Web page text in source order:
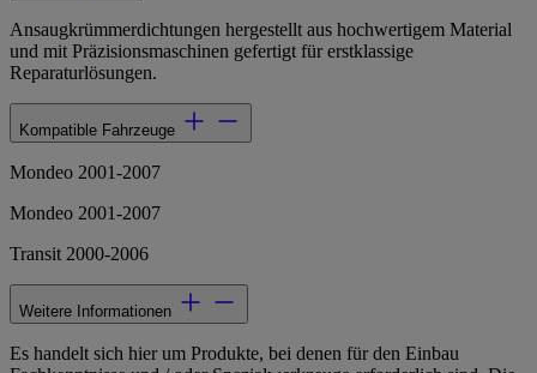
Ansaugkrümmerdichtungen hergestellt aus hochwertigem Material
und mit Präzisionsmaschinen gefertigt für erstklassige
Reparaturlösungen.
Kompatible Fahrzeuge
Mondeo 2001-2007
Mondeo 2001-2007
Transit 2000-2006
Weitere Informationen
Es handelt sich hier um Produkte, bei denen für den Einbau